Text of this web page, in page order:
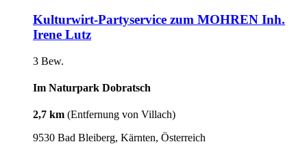
Kulturwirt-Partyservice zum MOHREN Inh.
Irene Lutz
3 Bew.
Im Naturpark Dobratsch
2,7 km (Entfernung von Villach)
9530 Bad Bleiberg, Kärnten, Österreich